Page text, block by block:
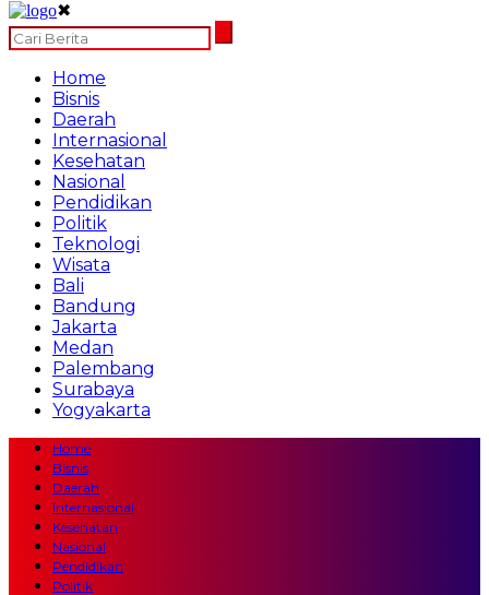
✖
Home
Bisnis
Daerah
Internasional
Kesehatan
Nasional
Pendidikan
Politik
Teknologi
Wisata
Bali
Bandung
Jakarta
Medan
Palembang
Surabaya
Yogyakarta
Home
Bisnis
Daerah
Internasional
Kesehatan
Nasional
Pendidikan
Politik